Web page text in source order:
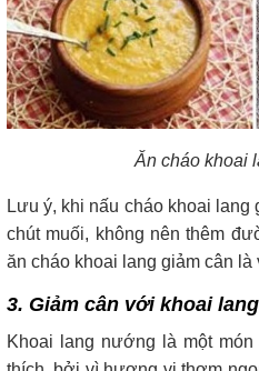
Ăn cháo khoai
Lưu ý, khi nấu cháo khoai lang
chút muối, không nên thêm
ăn cháo khoai lang giảm cân là
3. Giảm cân với khoai
Khoai lang nướng là một